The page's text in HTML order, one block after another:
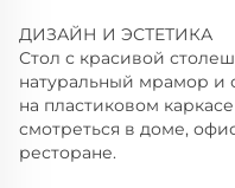
ДИЗАЙН И ЭСТЕТИКА
Стол с красивой
натуральный мрамор и
на пластиковом
смотреться в доме,
ресторане.